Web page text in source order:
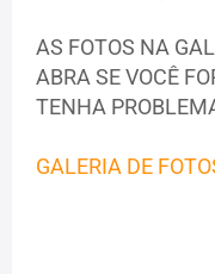
AS FOTOS NA
ABRA SE VOCÊ
TENHA
GALERIA DE